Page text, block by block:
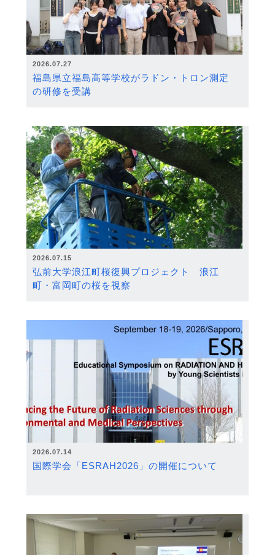
2026.07.27
福島県立福島高等学校がラドン・トロン測定
の研修を受講
2026.07.15
弘前大学浪江町桜復興プロジェクト 浪江
町・富岡町の桜を視察
2026.07.14
国際学会「ESRAH2026」の開催について